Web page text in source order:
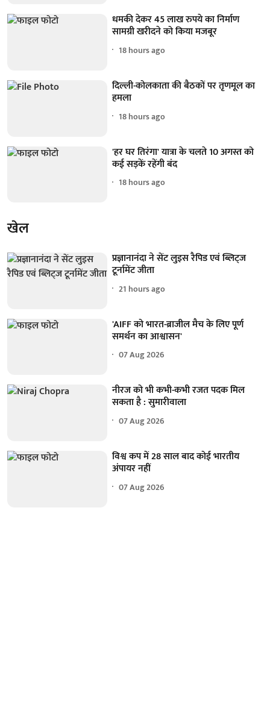
धमकी देकर 45 लाख रुपये का निर्माण
सामग्री खरीदने को किया मजबूर
18 hours ago
दिल्ली-कोलकाता की बैठकों पर तृणमूल का
हमला
18 hours ago
'हर घर तिरंगा' यात्रा के चलते 10 अगस्त को
कई सड़कें रहेंगी बंद
18 hours ago
खेल
प्रज्ञानानंदा ने सेंट लुइस रैपिड एवं ब्लिट्ज
टूर्नामेंट जीता
21 hours ago
'AIFF को भारत-ब्राजील मैच के लिए पूर्ण
समर्थन का आश्वासन'
07 Aug 2026
नीरज को भी कभी-कभी रजत पदक मिल
सकता है : सुमारीवाला
07 Aug 2026
विश्व कप में 28 साल बाद कोई भारतीय
अंपायर नहीं
07 Aug 2026